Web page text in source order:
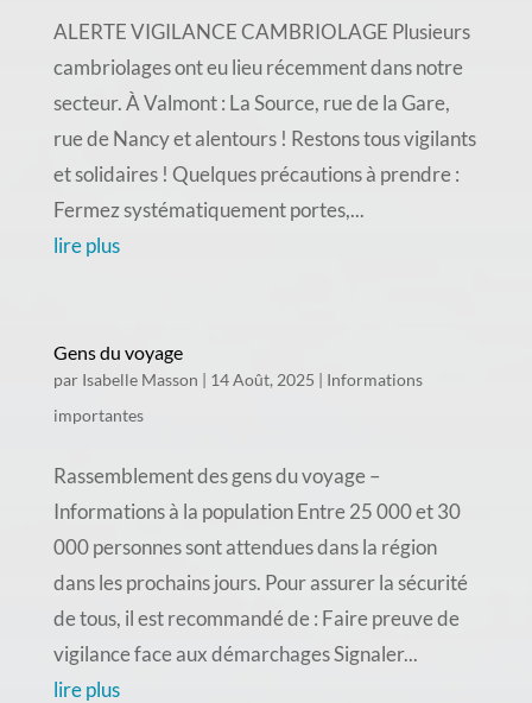
ALERTE VIGILANCE CAMBRIOLAGE Plusieurs
cambriolages ont eu lieu récemment dans notre
secteur. À Valmont : La Source, rue de la Gare,
rue de Nancy et alentours ! Restons tous vigilants
et solidaires ! Quelques précautions à prendre :
Fermez systématiquement portes,...
lire plus
Gens du voyage
par Isabelle Masson | 14 Août, 2025 | Informations
importantes
Rassemblement des gens du voyage –
Informations à la population Entre 25 000 et 30
000 personnes sont attendues dans la région
dans les prochains jours. Pour assurer la sécurité
de tous, il est recommandé de : Faire preuve de
vigilance face aux démarchages Signaler...
lire plus